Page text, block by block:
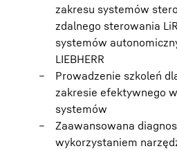
zakresu systemów
zdalnego sterowania
systemów
LIEBHERR
Prowadzenie szkoleń
zakresie efektywnego
systemów
Zaawansowana
wykorzystaniem